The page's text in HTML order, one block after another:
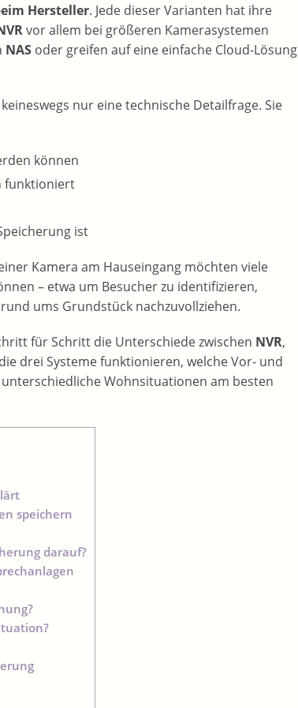
Hersteller. Jede dieser Varianten hat ihre
vor allem bei größeren Kamerasystemen
NAS oder greifen auf eine einfache Cloud-Lösung
nur eine technische Detailfrage. Sie
können
funktioniert
ist
Kamera am Hauseingang möchten viele
– etwa um Besucher zu identifizieren,
ums Grundstück nachzuvollziehen.
für Schritt die Unterschiede zwischen NVR,
drei Systeme funktionieren, welche Vor- und
Wohnsituationen am besten
speichern
darauf?